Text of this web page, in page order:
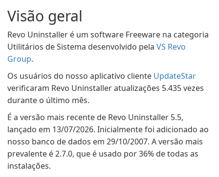
Visão geral
Revo Uninstaller é um software Freeware na categoria
Utilitários de Sistema desenvolvido pela VS Revo
Group.
Os usuários do nosso aplicativo cliente UpdateStar
verificaram Revo Uninstaller atualizações 5.435 vezes
durante o último mês.
É a versão mais recente de Revo Uninstaller 5.5,
lançado em 13/07/2026. Inicialmente foi adicionado ao
nosso banco de dados em 29/10/2007. A versão mais
prevalente é 2.7.0, que é usado por 36% de todas as
instalações.